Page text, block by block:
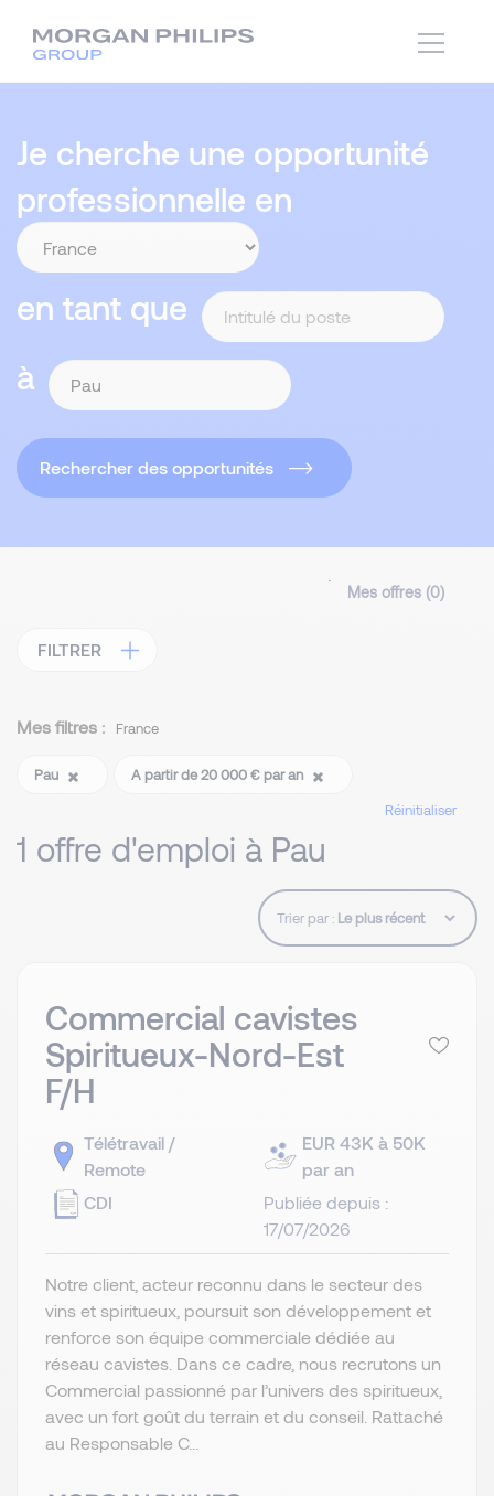
Je cherche une opportunité
professionnelle en
en tant que
à
Rechercher des opportunités
Mes offres (0)
FILTRER
Mes filtres : France
Pau
A partir de 20 000 € par an
Réinitialiser
1 offre d'emploi à Pau
Trier par :
Commercial cavistes
Spiritueux-Nord-Est
F/H
Télétravail /
Remote
CDI
EUR 43K à 50K
par an
Publiée depuis :
17/07/2026
Notre client, acteur reconnu dans le secteur des
vins et spiritueux, poursuit son développement et
renforce son équipe commerciale dédiée au
réseau cavistes. Dans ce cadre, nous recrutons un
Commercial passionné par l’univers des spiritueux,
avec un fort goût du terrain et du conseil. Rattaché
au Responsable C...